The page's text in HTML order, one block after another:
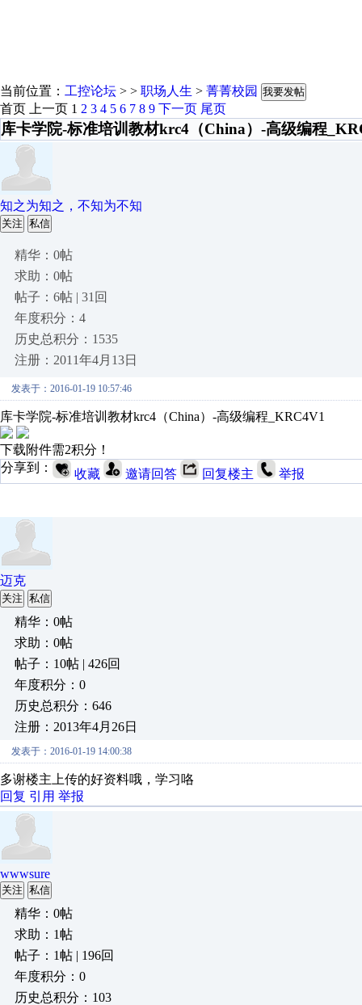
当前位置： 工控论坛 > > 职场人生 > 菁菁校园 我要发帖
首页 上一页 1 2 3 4 5 6 7 8 9 下一页 尾页
库卡学院-标准培训教材krc4（China）-高级编程
知之为知之，不知为不知
关注 私信
精华：0帖
求助：0帖
帖子：6帖 | 31回
年度积分：4
历史总积分：1535
注册：2011年4月13日
发表于：2016-01-19 10:57:46
库卡学院-标准培训教材krc4（China）-高级编程_KRC4V1
下载附件需2积分！
分享到：
收藏 邀请回答 回复楼主 举报
迈克
关注 私信
精华：0帖
求助：0帖
帖子：10帖 | 426回
年度积分：0
历史总积分：646
注册：2013年4月26日
发表于：2016-01-19 14:00:38
多谢楼主上传的好资料哦，学习咯
回复 引用 举报
wwwsure
关注 私信
精华：0帖
求助：1帖
帖子：1帖 | 196回
年度积分：0
历史总积分：103